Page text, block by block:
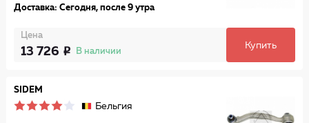
Доставка: Сегодня, после 9 утра
Цена
13 726 В наличии
Купить
SIDEM
Бельгия